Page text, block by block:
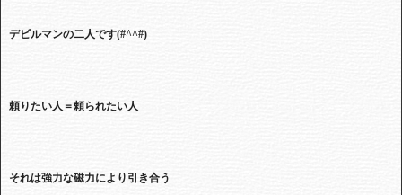
デビルマンの二人です(#^^#)
頼りたい人＝頼られたい人
それは強力な磁力により引き合う